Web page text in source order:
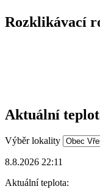
Rozklikávací
Aktuální
Výběr lokality
8.8.2026 22:11
Aktuální teplota: